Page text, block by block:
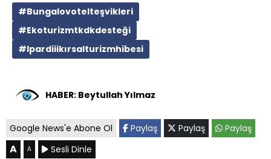
#Bungalovotelteşvikleri
#Ekoturizmtkdkdesteği
#Ipardiiikırsalturizmhibesi
HABER: Beytullah Yılmaz
Google News'e Abone Ol Paylaş Paylaş Paylaş
A A Sesli Dinle